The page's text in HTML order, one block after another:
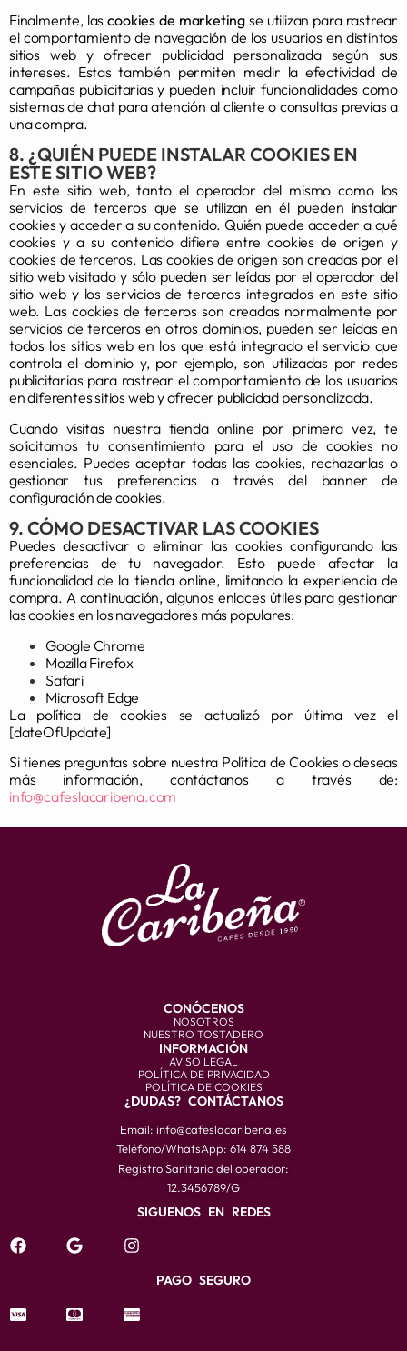
Finalmente, lascookies de marketing se utilizan para rastrear
el comportamiento de navegación de los usuarios en distintos
sitios web y ofrecer publicidad personalizada según sus
intereses. Estas también permiten medir la efectividad de
campañas publicitarias y pueden incluir funcionalidades como
sistemas de chat para atención al cliente o consultas previas a
una compra.
8. ¿QUIÉN PUEDE INSTALAR COOKIES EN
ESTE SITIO WEB?
En este sitio web, tanto el operador del mismo como los
servicios de terceros que se utilizan en él pueden instalar
cookies y acceder a su contenido. Quién puede acceder a qué
cookies y a su contenido difiere entre cookies de origen y
cookies de terceros. Las cookies de origen son creadas por el
sitio web visitado y sólo pueden ser leídas por el operador del
sitio web y los servicios de terceros integrados en este sitio
web. Las cookies de terceros son creadas normalmente por
servicios de terceros en otros dominios, pueden ser leídas en
todos los sitios web en los que está integrado el servicio que
controla el dominio y, por ejemplo, son utilizadas por redes
publicitarias para rastrear el comportamiento de los usuarios
en diferentes sitios web y ofrecer publicidad personalizada.
Cuando visitas nuestra tienda online por primera vez, te
solicitamos tu consentimiento para el uso de cookies no
esenciales. Puedes aceptar todas las cookies, rechazarlas o
gestionar tus preferencias a través del banner de
configuración de cookies.
9. CÓMO DESACTIVAR LAS COOKIES
Puedes desactivar o eliminar las cookies configurando las
preferencias de tu navegador. Esto puede afectar la
funcionalidad de la tienda online, limitando la experiencia de
compra. A continuación, algunos enlaces útiles para gestionar
las cookies en los navegadores más populares:
Google Chrome
Mozilla Firefox
Safari
Microsoft Edge
La política de cookies se actualizó por última vez el
[dateOfUpdate]
Si tienes preguntas sobre nuestra Política de Cookies o deseas
más información, contáctanos a través de:
info@cafeslacaribena.com
CONÓCENOS
NOSOTROS
NUESTRO TOSTADERO
INFORMACIÓN
AVISO LEGAL
POLÍTICA DE PRIVACIDAD
POLÍTICA DE COOKIES
¿DUDAS? CONTÁCTANOS
Email: info@cafeslacaribena.es
Teléfono/WhatsApp: 614 874 588
Registro Sanitario del operador:
12.3456789/G
SIGUENOS EN REDES
PAGO SEGURO